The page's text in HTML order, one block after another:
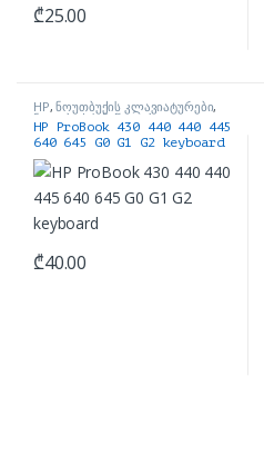
₾25.00
HP,ნოუთბუქის კლავიატურები,
ნოუთბუქის ნაწილები და
აქსესუარები
HP ProBook 430 440 440 445
640 645 G0 G1 G2 keyboard
₾40.00